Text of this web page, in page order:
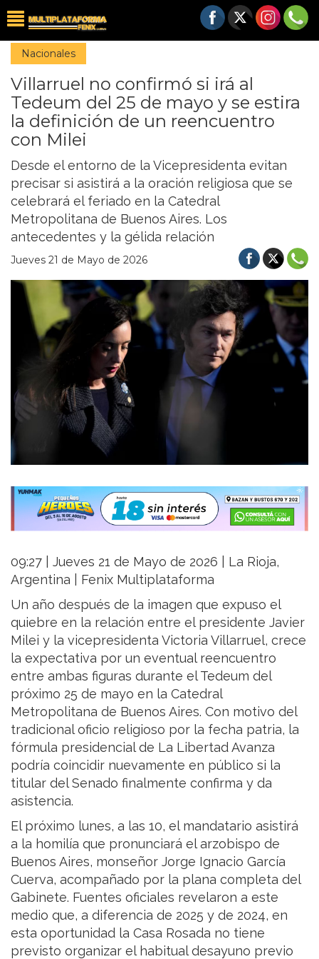
Nacionales
Villarruel no confirmó si irá al
Tedeum del 25 de mayo y se estira
la definición de un reencuentro
con Milei
Desde el entorno de la Vicepresidenta evitan
precisar si asistirá a la oración religiosa que se
celebrará el feriado en la Catedral
Metropolitana de Buenos Aires. Los
antecedentes y la gélida relación
Jueves 21 de Mayo de 2026
09:27 | Jueves 21 de Mayo de 2026 | La Rioja,
Argentina | Fenix Multiplataforma
Un año después de la imagen que expuso el
quiebre en la relación entre el presidente Javier
Milei y la vicepresidenta Victoria Villarruel, crece
la expectativa por un eventual reencuentro
entre ambas figuras durante el Tedeum del
próximo 25 de mayo en la Catedral
Metropolitana de Buenos Aires. Con motivo del
tradicional oficio religioso por la fecha patria, la
fórmula presidencial de La Libertad Avanza
podría coincidir nuevamente en público si la
titular del Senado finalmente confirma y da
asistencia.
El próximo lunes, a las 10, el mandatario asistirá
a la homilía que pronunciará el arzobispo de
Buenos Aires, monseñor Jorge Ignacio García
Cuerva, acompañado por la plana completa del
Gabinete. Fuentes oficiales revelaron a este
medio que, a diferencia de 2025 y de 2024, en
esta oportunidad la Casa Rosada no tiene
previsto organizar el habitual desayuno previo